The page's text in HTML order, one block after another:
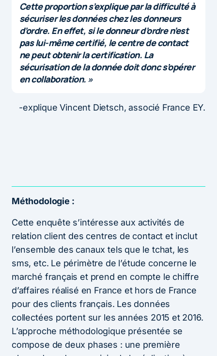
Cette proportion s’explique par la difficulté à
sécuriser les données chez les donneurs
d’ordre. En effet, si le donneur d’ordre n’est
pas lui-même certifié, le centre de contact
ne peut obtenir la certification. La
sécurisation de la donnée doit donc s’opérer
en collaboration. »
-explique Vincent Dietsch, associé France EY.
Méthodologie :
Cette enquête s’intéresse aux activités de
relation client des centres de contact et inclut
l’ensemble des canaux tels que le tchat, les
sms, etc. Le périmètre de l’étude concerne le
marché français et prend en compte le chiffre
d’affaires réalisé en France et hors de France
pour des clients français. Les données
collectées portent sur les années 2015 et 2016.
L’approche méthodologique présentée se
compose de deux phases : une première